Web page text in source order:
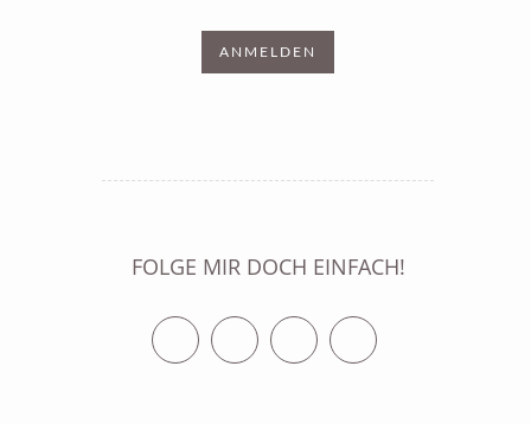
FOLGE MIR DOCH EINFACH!
TwitterFacebookVimeo RSS Feed